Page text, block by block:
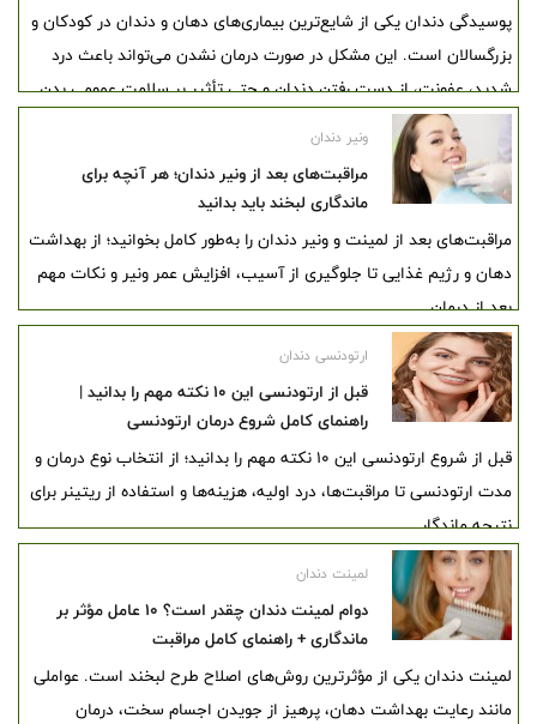
پوسیدگی دندان یکی از شایع‌ترین بیماری‌های دهان و دندان در کودکان و
بزرگسالان است. این مشکل در صورت درمان نشدن می‌تواند باعث درد
شدید، عفونت، از دست رفتن دندان و حتی تأثیر بر سلامت عمومی بدن
شود. تشخیص زودهنگام، بهترین راه برای جلوگیری از پیشرفت پوسیدگی
است.
ونیر دندان
مراقبت‌های بعد از ونیر دندان؛ هر آنچه برای
ماندگاری لبخند باید بدانید
مراقبت‌های بعد از لمینت و ونیر دندان را به‌طور کامل بخوانید؛ از بهداشت
دهان و رژیم غذایی تا جلوگیری از آسیب، افزایش عمر ونیر و نکات مهم
بعد از درمان.
ارتودنسی دندان
قبل از ارتودنسی این ۱۰ نکته مهم را بدانید |
راهنمای کامل شروع درمان ارتودنسی
قبل از شروع ارتودنسی این ۱۰ نکته مهم را بدانید؛ از انتخاب نوع درمان و
مدت ارتودنسی تا مراقبت‌ها، درد اولیه، هزینه‌ها و استفاده از ریتینر برای
نتیجه ماندگار.
لمینت دندان
دوام لمینت دندان چقدر است؟ ۱۰ عامل مؤثر بر
ماندگاری + راهنمای کامل مراقبت
لمینت دندان یکی از مؤثرترین روش‌های اصلاح طرح لبخند است. عواملی
مانند رعایت بهداشت دهان، پرهیز از جویدن اجسام سخت، درمان